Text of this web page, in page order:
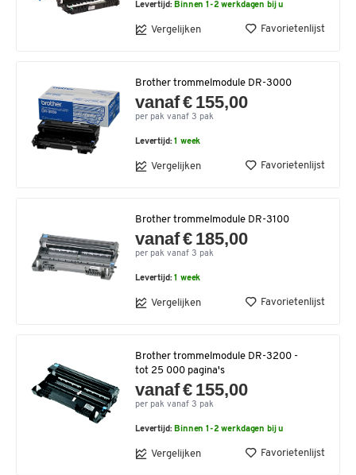
Levertijd: Binnen 1-2 werkdagen bij u
Vergelijken Favorietenlijst
Brother trommelmodule DR-3000
vanaf € 155,00
per pak vanaf 3 pak
Levertijd:1 week
Vergelijken Favorietenlijst
Brother trommelmodule DR-3100
vanaf € 185,00
per pak vanaf 3 pak
Levertijd:1 week
Vergelijken Favorietenlijst
Brother trommelmodule DR-3200 -
tot 25 000 pagina's
vanaf € 155,00
per pak vanaf 3 pak
Levertijd: Binnen 1-2 werkdagen bij u
Vergelijken Favorietenlijst